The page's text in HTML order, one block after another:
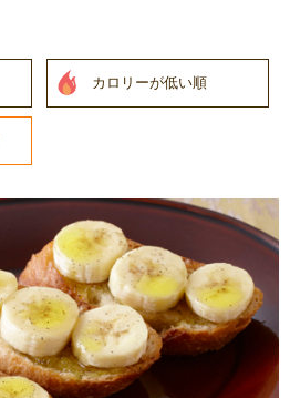
カロリーが低い順